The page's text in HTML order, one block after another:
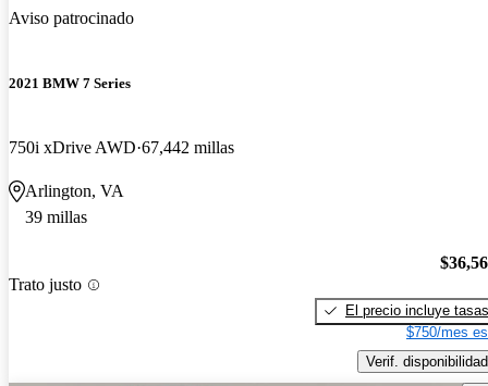
Aviso patrocinado
2021 BMW 7 Series
750i xDrive AWD 67,442 millas
Arlington, VA
39 millas
Trato justo
El precio incluye tasas
$750/mes
Verif. disponibilidad